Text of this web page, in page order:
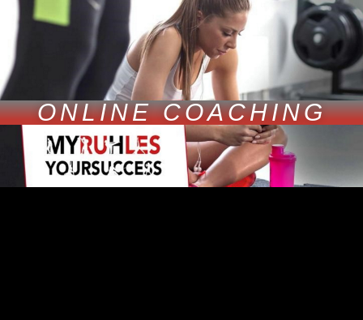
ONLINE COACHING